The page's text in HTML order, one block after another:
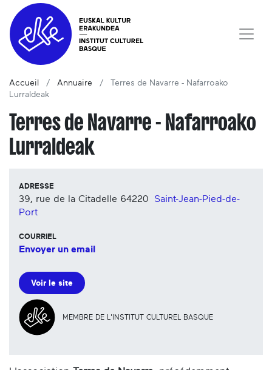
Accueil Annuaire
Terres de Navarre - Nafarroako
Lurraldeak
Terres de Navarre - Nafarroako
Lurraldeak
ADRESSE
39, rue de la Citadelle 64220
Saint-Jean-Pied-de-
Port
COURRIEL
Envoyer un email
Voir le site
MEMBRE DE L'INSTITUT CULTUREL BASQUE